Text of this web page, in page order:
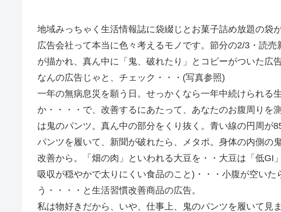
地域みっちゃく生活情報誌に袋綴じとお菓子詰め放題の袋
広告会社って本当に色々考えるモノです。節分の2/3・読
が描かれ、真ん中に「鬼、破れたり」とコピーがついた広
なんの広告じゃと、チェック・・・(写真参照)
一年の無病息災を願う日。せっかくなら一年中続けられる
か・・・・で、改善するにあたって、あなたのお腹周りを
は鬼のパンツ。真ん中の部分をくり抜く。青い線の円周が
パンツを履いて、新聞が破れたら、メタポ。身体の内側の
改善から。「畑の肉」といわれる大豆を・・大豆は「低GI
吸収が穏やかで太りにくい食品のこと)・・・小腹が空いた
う・・・・と生活習慣改善商品の広告。
私は物好きだから、いや、仕事上、鬼のパンツを履いて見